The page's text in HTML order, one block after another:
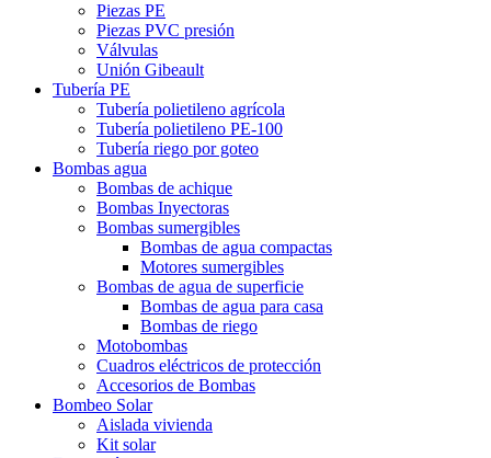
Piezas PE
Piezas PVC presión
Válvulas
Unión Gibeault
Tubería PE
Tubería polietileno agrícola
Tubería polietileno PE-100
Tubería riego por goteo
Bombas agua
Bombas de achique
Bombas Inyectoras
Bombas sumergibles
Bombas de agua compactas
Motores sumergibles
Bombas de agua de superficie
Bombas de agua para casa
Bombas de riego
Motobombas
Cuadros eléctricos de protección
Accesorios de Bombas
Bombeo Solar
Aislada vivienda
Kit solar